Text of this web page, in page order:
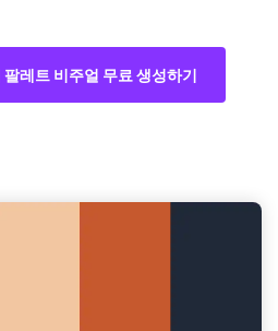
레트 비주얼 무료 생성하기